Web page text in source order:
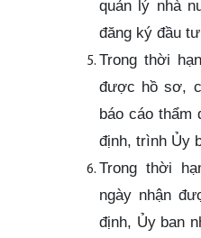
quản lý nhà
đăng ký đầu
Trong thời
được hồ sơ,
báo cáo thẩm
định, trình Ủy
Trong thời
ngày nhận
định, Ủy ban